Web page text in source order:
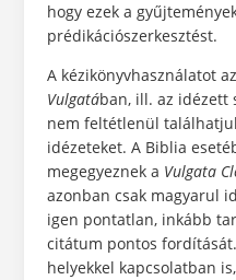
hogy ezek a
prédikációszerkesztést.
A kézikönyvhasználatot
Vulgatában, ill. az idézett
nem feltétlenül
idézeteket. A Biblia
megegyeznek a Vulgata
azonban csak magyarul
igen pontatlan, inkább
citátum pontos
helyekkel kapcsolatban